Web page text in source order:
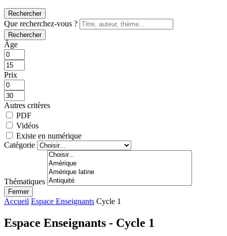
Rechercher
Que recherchez-vous ?
Rechercher
Âge
Prix
Autres critères
PDF
Vidéos
Existe en numérique
Catégorie
Thématiques
Fermer
Accueil Espace Enseignants Cycle 1
Espace Enseignants - Cycle 1